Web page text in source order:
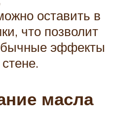
оставить в
что позволит
эффекты
масла